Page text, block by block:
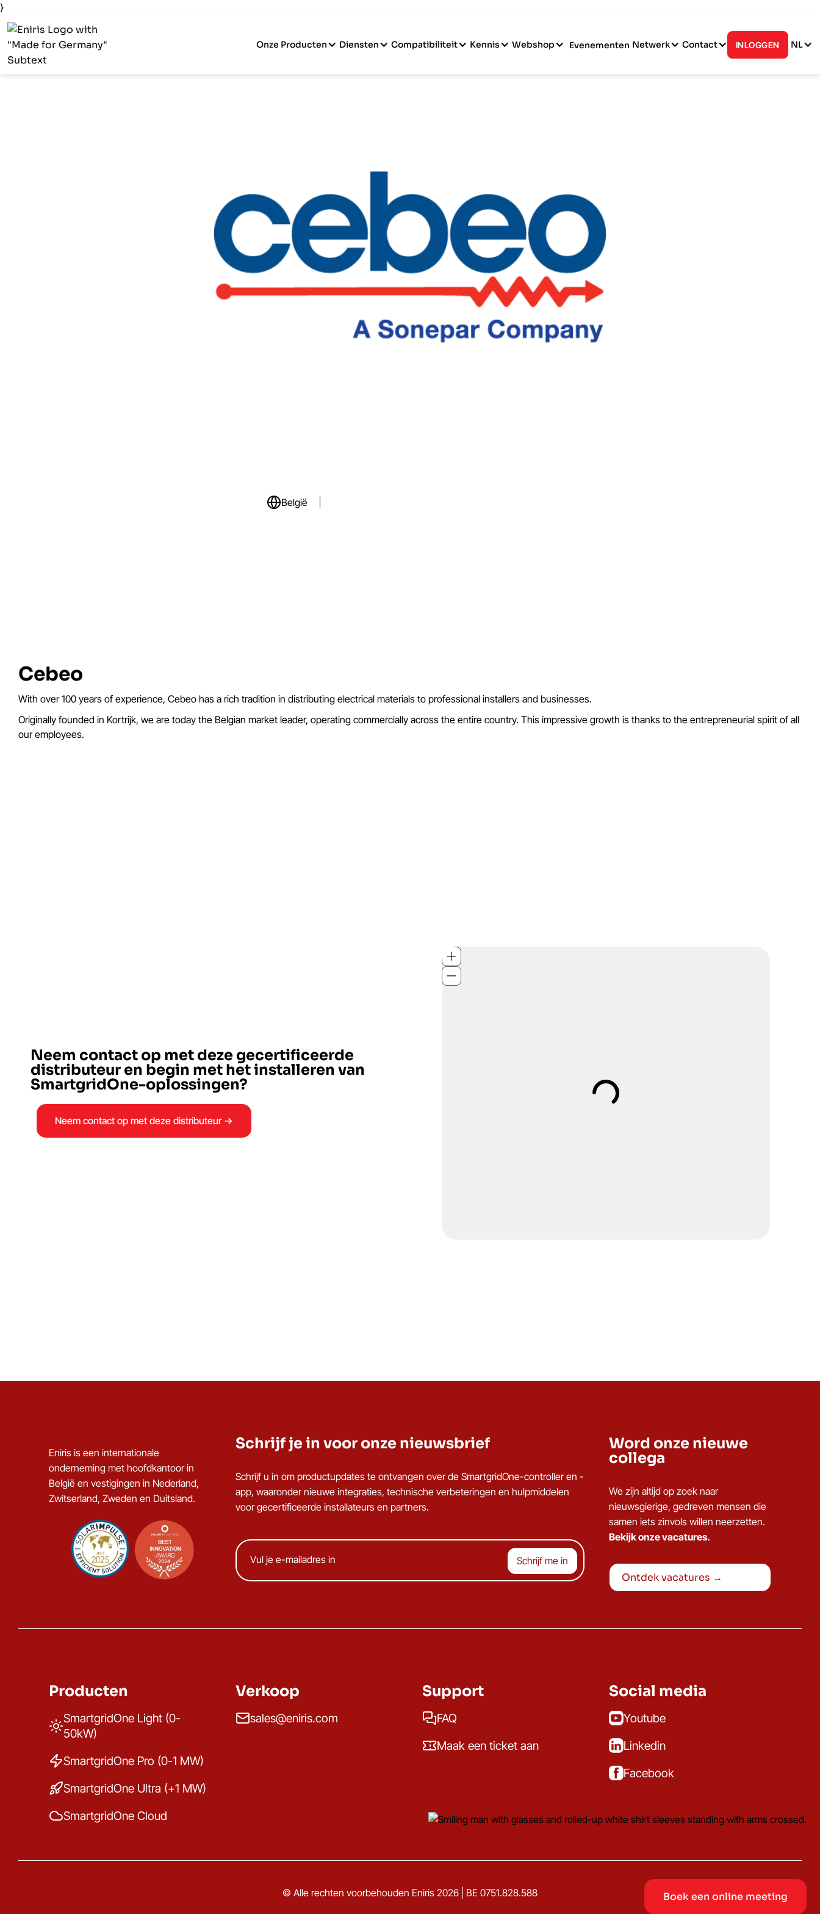
}
Boek een online meeting
Onze Producten Diensten Compatibiliteit Kennis Webshop Evenementen Netwerk Contact INLOGGEN NL
België
Cebeo
With over 100 years of experience, Cebeo has a rich tradition in distributing electrical materials to professional installers and businesses.
Originally founded in Kortrijk, we are today the Belgian market leader, operating commercially across the entire country. This impressive growth is thanks to the entrepreneurial spirit of all
our employees.
Neem contact op met deze gecertificeerde
distributeur en begin met het installeren van
SmartgridOne-oplossingen?
Neem contact op met deze distributeur →
Eniris is een internationale
onderneming met hoofdkantoor in
België en vestigingen in Nederland,
Zwitserland, Zweden en Duitsland.
Schrijf je in voor onze nieuwsbrief
Schrijf u in om productupdates te ontvangen over de SmartgridOne-controller en -
app, waaronder nieuwe integraties, technische verbeteringen en hulpmiddelen
voor gecertificeerde installateurs en partners.
Word onze nieuwe
collega
We zijn altijd op zoek naar
nieuwsgierige, gedreven mensen die
samen iets zinvols willen neerzetten.
Bekijk onze vacatures.
Ontdek vacatures →
Producten
SmartgridOne Light (0-
50kW)
SmartgridOne Pro (0-1 MW)
SmartgridOne Ultra (+1 MW)
SmartgridOne Cloud
Verkoop
sales@eniris.com
Support
FAQ
Maak een ticket aan
Social media
Youtube
Linkedin
Facebook
© Alle rechten voorbehouden Eniris 2026 | BE 0751.828.588